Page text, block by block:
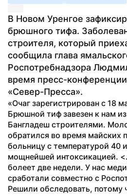
В Новом Уренгое
брюшного тифа.
строителя, который
сообщила глава
Роспотребнадзора
время пресс-
«Север-Пресса».
«Очаг зарегистрирован с 18
Брюшной тиф завезен к нам
Бангладеш строителями.
обратился во время майских
больницу с температурой 40 и
мощнейшей интоксикацией.
болеет две недели. У нас
сработали совместно с
Решили обследовать, потому